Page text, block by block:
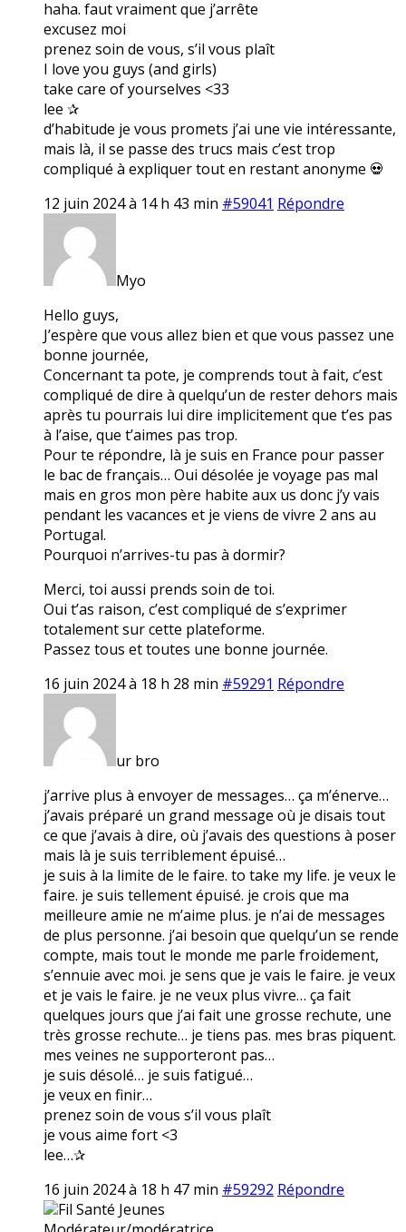
haha. faut vraiment que j’arrête
excusez moi
prenez soin de vous, s’il vous plaît
I love you guys (and girls)
take care of yourselves <33
lee ✰
d’habitude je vous promets j’ai une vie intéressante,
mais là, il se passe des trucs mais c’est trop
compliqué à expliquer tout en restant anonyme 💀
12 juin 2024 à 14 h 43 min #59041 Répondre
Myo
Hello guys,
J’espère que vous allez bien et que vous passez une
bonne journée,
Concernant ta pote, je comprends tout à fait, c’est
compliqué de dire à quelqu’un de rester dehors mais
après tu pourrais lui dire implicitement que t’es pas
à l’aise, que t’aimes pas trop.
Pour te répondre, là je suis en France pour passer
le bac de français… Oui désolée je voyage pas mal
mais en gros mon père habite aux us donc j’y vais
pendant les vacances et je viens de vivre 2 ans au
Portugal.
Pourquoi n’arrives-tu pas à dormir?
Merci, toi aussi prends soin de toi.
Oui t’as raison, c’est compliqué de s’exprimer
totalement sur cette plateforme.
Passez tous et toutes une bonne journée.
16 juin 2024 à 18 h 28 min #59291 Répondre
ur bro
j’arrive plus à envoyer de messages… ça m’énerve…
j’avais préparé un grand message où je disais tout
ce que j’avais à dire, où j’avais des questions à poser
mais là je suis terriblement épuisé…
je suis à la limite de le faire. to take my life. je veux le
faire. je suis tellement épuisé. je crois que ma
meilleure amie ne m’aime plus. je n’ai de messages
de plus personne. j’ai besoin que quelqu’un se rende
compte, mais tout le monde me parle froidement,
s’ennuie avec moi. je sens que je vais le faire. je veux
et je vais le faire. je ne veux plus vivre… ça fait
quelques jours que j’ai fait une grosse rechute, une
très grosse rechute… je tiens pas. mes bras piquent.
mes veines ne supporteront pas…
je suis désolé… je suis fatigué…
je veux en finir…
prenez soin de vous s’il vous plaît
je vous aime fort <3
lee…✰
16 juin 2024 à 18 h 47 min #59292 Répondre
Fil Santé Jeunes